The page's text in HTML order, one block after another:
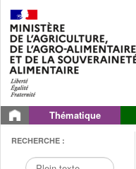
Thématique
RECHERCHE :